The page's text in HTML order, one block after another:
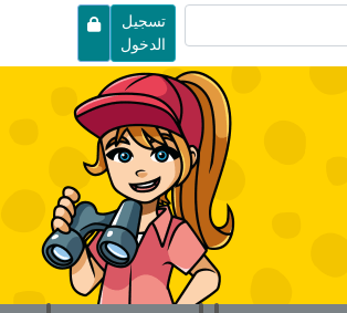
تسجيل
الدخول